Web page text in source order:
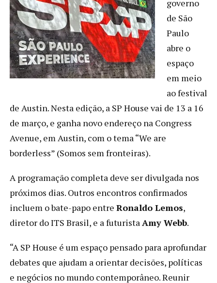
governo
de São
Paulo
abre o
espaço
em meio
ao festival
de Austin. Nesta edição, a SP House vai de 13 a 16
de março, e ganha novo endereço na Congress
Avenue, em Austin, com o tema “We are
borderless” (Somos sem fronteiras).
A programação completa deve ser divulgada nos
próximos dias. Outros encontros confirmados
incluem o bate-papo entre Ronaldo Lemos,
diretor do ITS Brasil, e a futuristaAmy Webb.
“A SP House é um espaço pensado para aprofundar
debates que ajudam a orientar decisões, políticas
e negócios no mundo contemporâneo. Reunir